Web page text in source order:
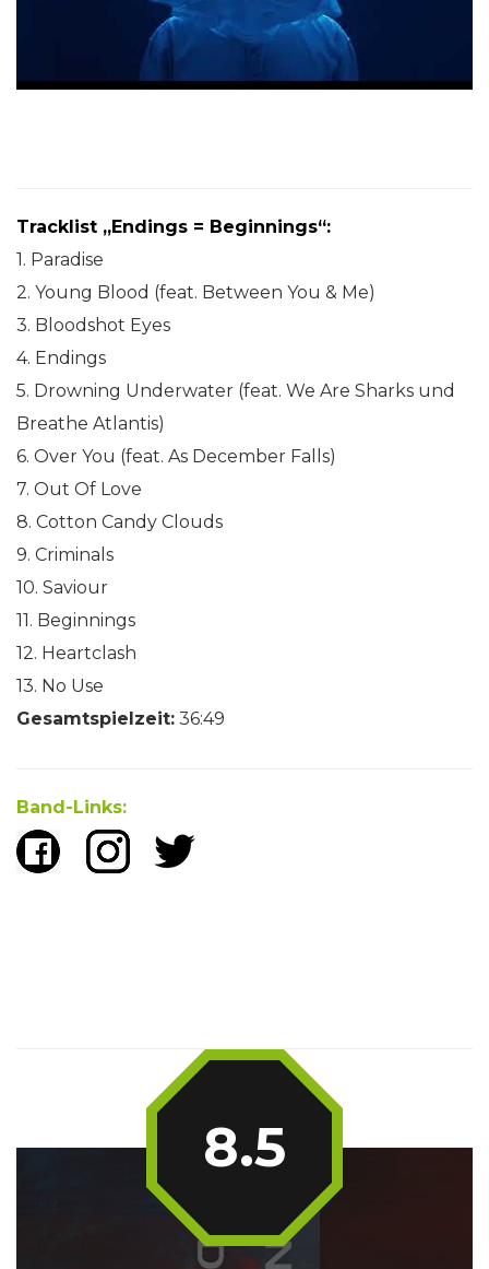
Tracklist „Endings = Beginnings“:
1. Paradise
2. Young Blood (feat. Between You & Me)
3. Bloodshot Eyes
4. Endings
5. Drowning Underwater (feat. We Are Sharks und
Breathe Atlantis)
6. Over You (feat. As December Falls)
7. Out Of Love
8. Cotton Candy Clouds
9. Criminals
10. Saviour
11. Beginnings
12. Heartclash
13. No Use
Gesamtspielzeit: 36:49
Band-Links:
8.5